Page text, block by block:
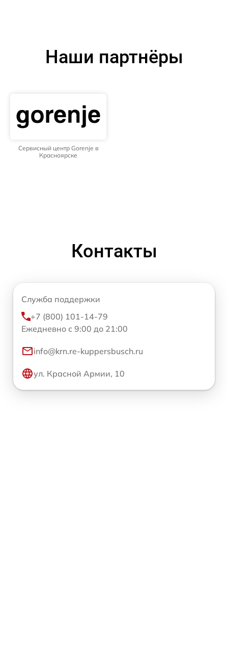
Наши партнёры
Сервисный центр Gorenje в
Красноярске
Контакты
Служба поддержки
+7 (800) 101-14-79
Ежедневно с 9:00 до 21:00
info@krn.re-kuppersbusch.ru
ул. Красной Армии, 10